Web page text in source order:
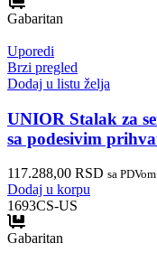
Gabaritan
Uporedi
Brzi pregled
Dodaj u listu želja
UNIOR Stalak za
sa podesivim
117.288,00 RSD sa PDVom
Dodaj u korpu
1693CS-US
Gabaritan